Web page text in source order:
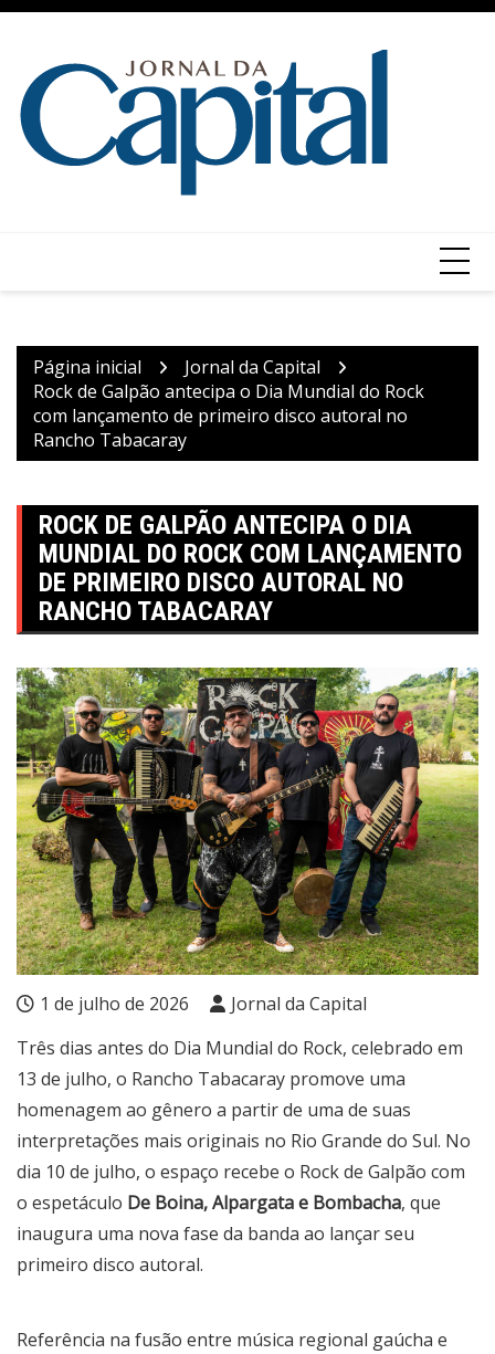
Ir
conteúdo
Página inicial
Jornal da Capital
Rock de Galpão antecipa o Dia Mundial do Rock
com lançamento de primeiro disco autoral no
Rancho Tabacaray
ROCK DE GALPÃO ANTECIPA O DIA
MUNDIAL DO ROCK COM LANÇAMENTO
DE PRIMEIRO DISCO AUTORAL NO
RANCHO TABACARAY
1 de julho de 2026
Jornal da Capital
Três dias antes do Dia Mundial do Rock, celebrado em
13 de julho, o Rancho Tabacaray promove uma
homenagem ao gênero a partir de uma de suas
interpretações mais originais no Rio Grande do Sul. No
dia 10 de julho, o espaço recebe o Rock de Galpão com
o espetáculo De Boina, Alpargata e Bombacha, que
inaugura uma nova fase da banda ao lançar seu
primeiro disco autoral.
Referência na fusão entre música regional gaúcha e